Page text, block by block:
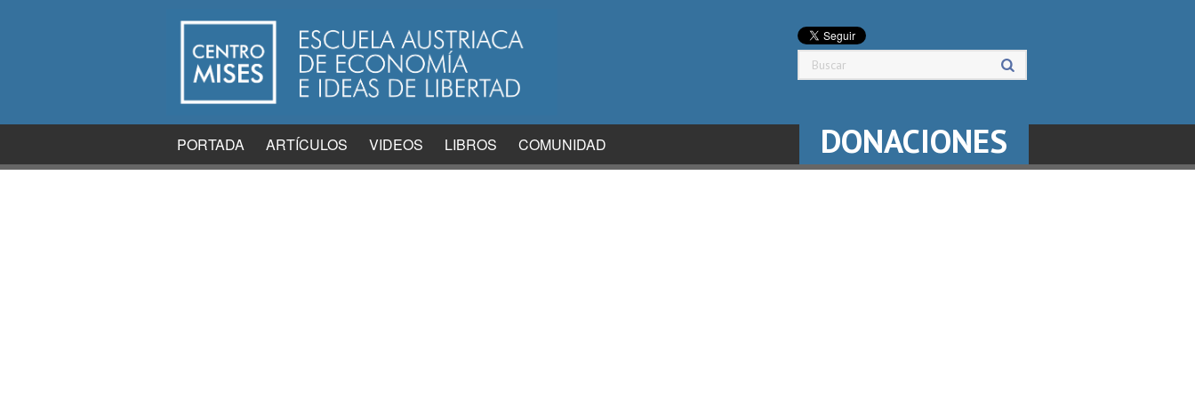
PORTADA ARTÍCULOS VIDEOS LIBROS COMUNIDAD DONACIONES